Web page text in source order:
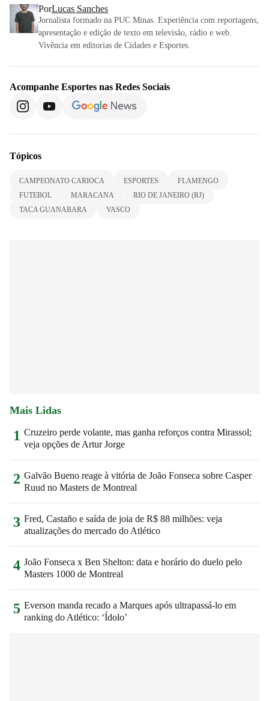
PorLucas Sanches
Jornalista formado na PUC Minas. Experiência com reportagens,
apresentação e edição de texto em televisão, rádio e web.
Vivência em editorias de Cidades e Esportes.
Acompanhe Esportes nas Redes Sociais
Tópicos
CAMPEONATO CARIOCA ESPORTES
FLAMENGO
FUTEBOL
MARACANA
RIO DE JANEIRO (RJ)
TACA GUANABARA
VASCO
Mais Lidas
1 Cruzeiro perde volante, mas ganha reforços contra Mirassol;
veja opções de Artur Jorge
2 Galvão Bueno reage à vitória de João Fonseca sobre Casper
Ruud no Masters de Montreal
3 Fred, Castaño e saída de joia de R$ 88 milhões: veja
atualizações do mercado do Atlético
4 João Fonseca x Ben Shelton: data e horário do duelo pelo
Masters 1000 de Montreal
5 Everson manda recado a Marques após ultrapassá-lo em
ranking do Atlético: ‘Ídolo’